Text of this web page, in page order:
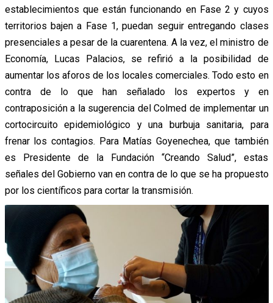
establecimientos que están funcionando en Fase 2 y cuyos
territorios bajen a Fase 1, puedan seguir entregando clases
presenciales a pesar de la cuarentena. A la vez, el ministro de
Economía, Lucas Palacios, se refirió a la posibilidad de
aumentar los aforos de los locales comerciales. Todo esto en
contra de lo que han señalado los expertos y en
contraposición a la sugerencia del Colmed de implementar un
cortocircuito epidemiológico y una burbuja sanitaria, para
frenar los contagios. Para Matías Goyenechea, que también
es Presidente de la Fundación “Creando Salud”, estas
señales del Gobierno van en contra de lo que se ha propuesto
por los científicos para cortar la transmisión.